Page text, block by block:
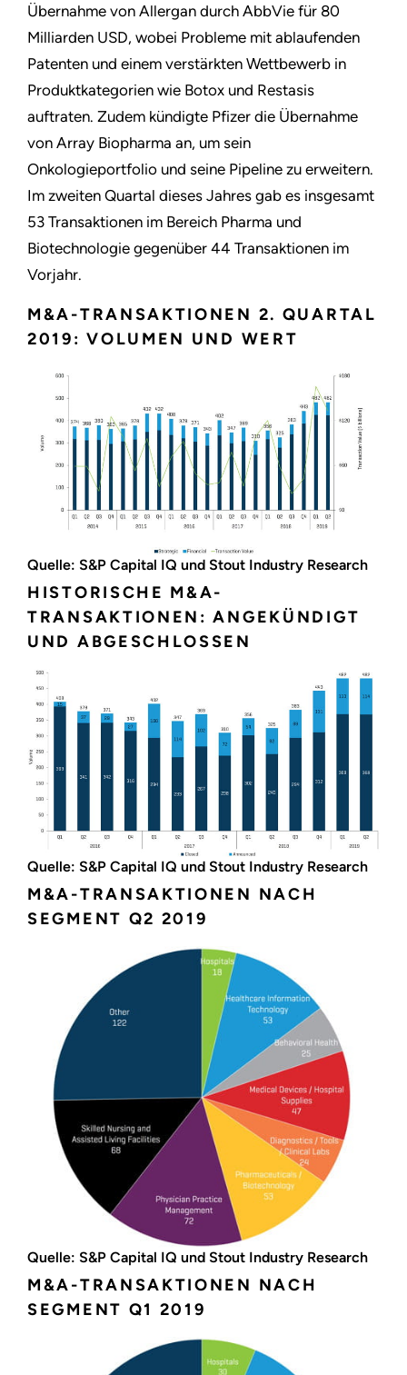
Übernahme von Allergan durch AbbVie für 80
Milliarden USD, wobei Probleme mit ablaufenden
Patenten und einem verstärkten Wettbewerb in
Produktkategorien wie Botox und Restasis
auftraten. Zudem kündigte Pfizer die Übernahme
von Array Biopharma an, um sein
Onkologieportfolio und seine Pipeline zu erweitern.
Im zweiten Quartal dieses Jahres gab es insgesamt
53 Transaktionen im Bereich Pharma und
Biotechnologie gegenüber 44 Transaktionen im
Vorjahr.
M&A-TRANSAKTIONEN 2. QUARTAL
2019: VOLUMEN UND WERT
Quelle: S&P Capital IQ und Stout Industry Research
HISTORISCHE M&A-
TRANSAKTIONEN: ANGEKÜNDIGT
UND ABGESCHLOSSEN
Quelle: S&P Capital IQ und Stout Industry Research
M&A-TRANSAKTIONEN NACH
SEGMENT Q2 2019
Quelle: S&P Capital IQ und Stout Industry Research
M&A-TRANSAKTIONEN NACH
SEGMENT Q1 2019